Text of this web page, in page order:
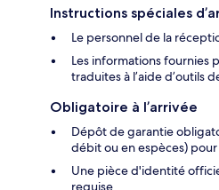
Instructions spéciales
Le personnel de la
Les informations fournies
traduites à l’aide d’outils
Obligatoire à l’arrivée
Dépôt de garantie
débit ou en espèces) pour
Une pièce d'identité
requise